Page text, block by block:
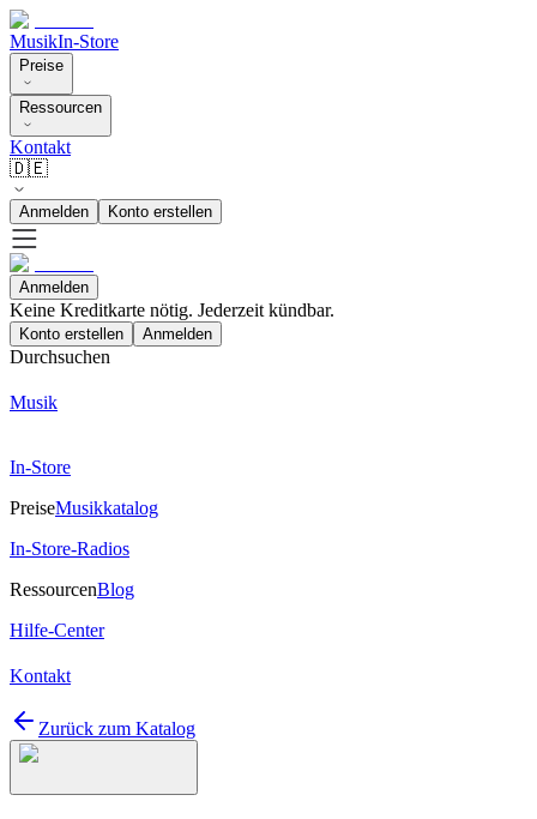
MusikIn-Store
Preise
Ressourcen
Kontakt
🇩🇪
Anmelden Konto erstellen
Anmelden
Keine Kreditkarte nötig. Jederzeit kündbar.
Konto erstellen Anmelden
Durchsuchen
Musik
In-Store
PreiseMusikkatalog
In-Store-Radios
RessourcenBlog
Hilfe-Center
Kontakt
Zurück zum Katalog